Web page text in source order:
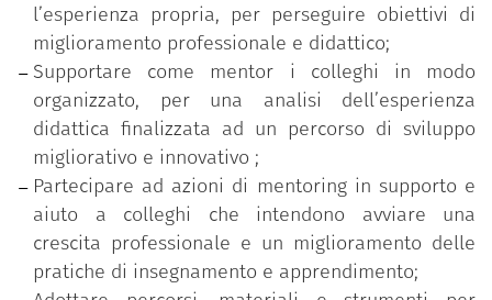
Il percorso progettuale richiede ai partecipanti un
impegno attivo su quattro fasi fra loro strettamente
interconnesse:
una fase di formazione iniziale sulle tematiche
del mentoring con interventi d’aula e workshop
volti a sensibilizzare e preparare i partecipanti
all’azione di supporto dei pari e di
accompagnamento allo sviluppo;
una fase sperimentazione attiva nella quale da
un lato si pratica sul campo il ruolo di mentor
l’esperienza propria, per perseguire obiettivi di
miglioramento professionale e didattico;
Supportare come mentor i colleghi in modo
organizzato, per una analisi dell’esperienza
didattica finalizzata ad un percorso di sviluppo
migliorativo e innovativo ;
Partecipare ad azioni di mentoring in supporto e
aiuto a colleghi che intendono avviare una
crescita professionale e un miglioramento delle
pratiche di insegnamento e apprendimento;